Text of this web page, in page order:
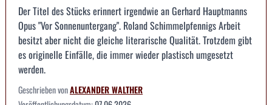
Der Titel des Stücks erinnert irgendwie an Gerhard Hauptmanns
Opus "Vor Sonnenuntergang". Roland Schimmelpfennigs Arbeit
besitzt aber nicht die gleiche literarische Qualität. Trotzdem gibt
es originelle Einfälle, die immer wieder plastisch umgesetzt
werden.
Geschrieben vonALEXANDER WALTHER